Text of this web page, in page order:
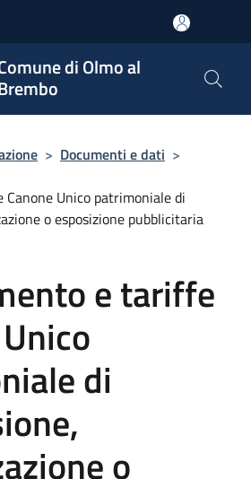
di Olmo al
> Documenti e dati >
Unico patrimoniale di
o esposizione pubblicitaria
e tariffe
di
o